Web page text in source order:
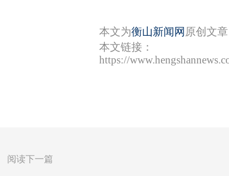
本文为衡山新闻网 原创文
本文链接：
https://
阅读下一篇